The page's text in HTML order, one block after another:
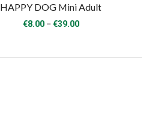
HAPPY DOG Mini Adult
€8.00 – €39.00Price
through